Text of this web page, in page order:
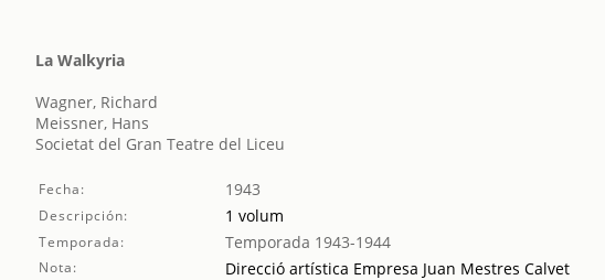
La Walkyria
Wagner, Richard
Meissner, Hans
Societat del Gran Teatre del Liceu
Fecha: 1943
Descripción: 1 volum
Temporada: Temporada 1943-1944
Nota: Direcció artística Empresa Juan Mestres Calvet